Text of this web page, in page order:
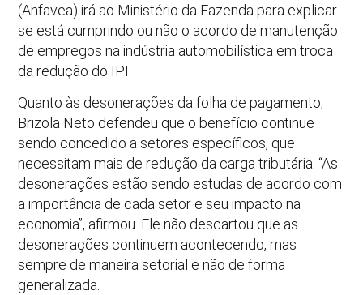
(Anfavea) irá ao Ministério da Fazenda para explicar
se está cumprindo ou não o acordo de manutenção
de empregos na indústria automobilística em troca
da redução do IPI.
Quanto às desonerações da folha de pagamento,
Brizola Neto defendeu que o benefício continue
sendo concedido a setores específicos, que
necessitam mais de redução da carga tributária. “As
desonerações estão sendo estudas de acordo com
a importância de cada setor e seu impacto na
economia”, afirmou. Ele não descartou que as
desonerações continuem acontecendo, mas
sempre de maneira setorial e não de forma
generalizada.